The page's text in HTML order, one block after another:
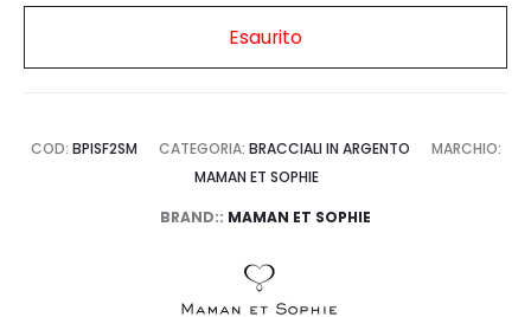
Esaurito
COD: BPISF2SM CATEGORIA: BRACCIALI IN ARGENTO
MARCHIO:
MAMAN ET SOPHIE
BRAND:: MAMAN ET SOPHIE